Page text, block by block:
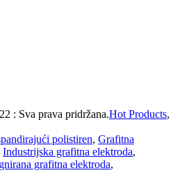
: Sva prava pridržana.Hot Products,
polistiren, Grafitna
Industrijska grafitna elektroda,
grafitna elektroda,